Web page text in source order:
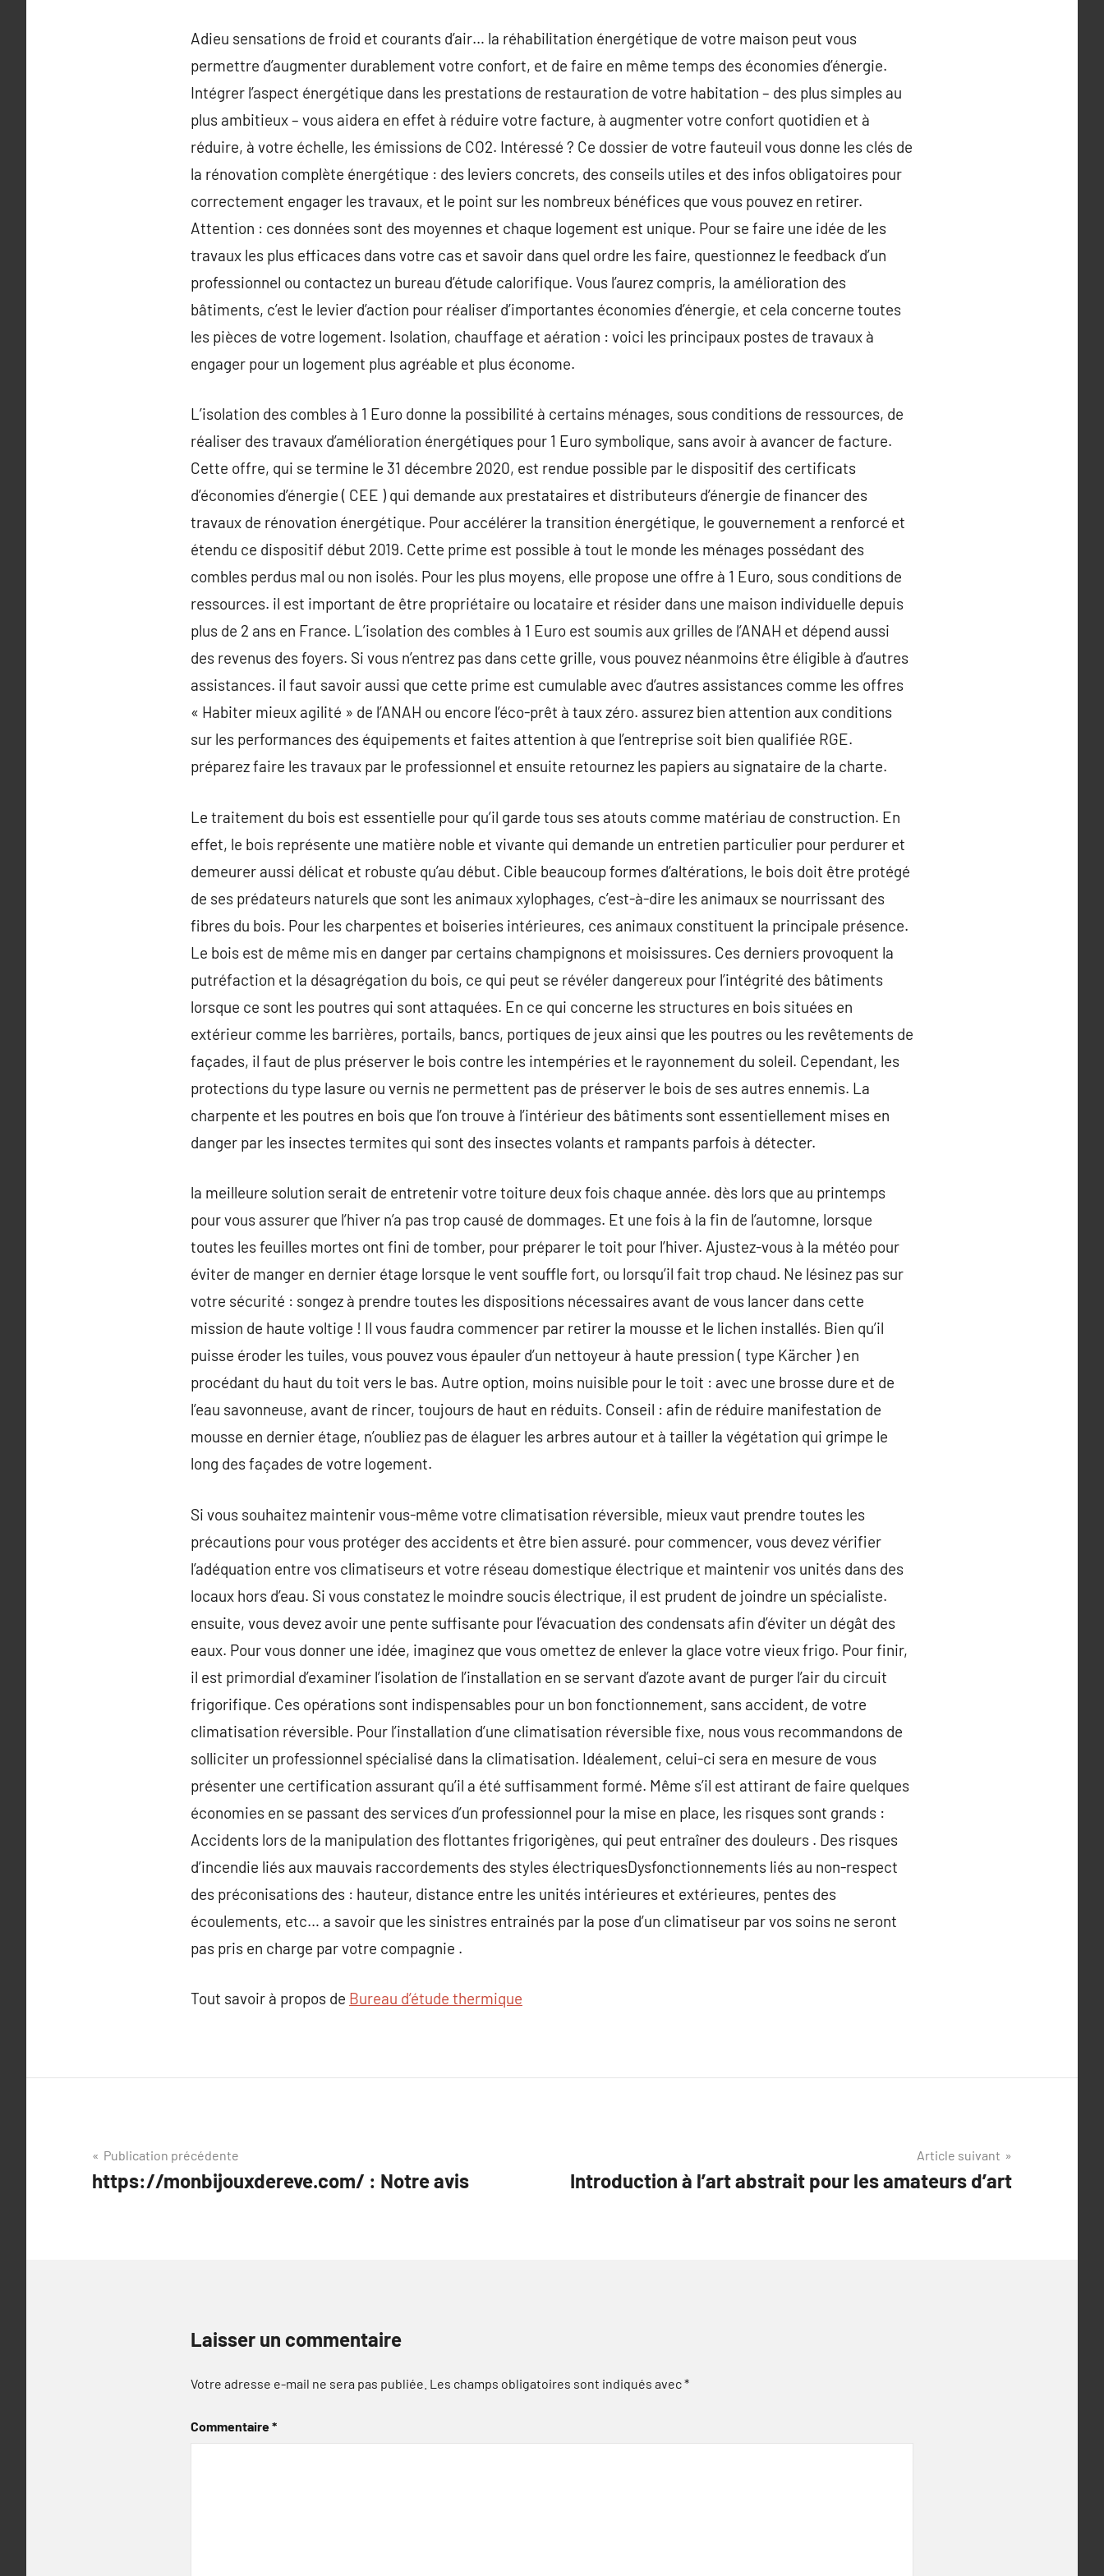
Adieu sensations de froid et courants d’air… la réhabilitation énergétique de votre maison peut vous
permettre d’augmenter durablement votre confort, et de faire en même temps des économies d’énergie.
Intégrer l’aspect énergétique dans les prestations de restauration de votre habitation – des plus simples au
plus ambitieux – vous aidera en effet à réduire votre facture, à augmenter votre confort quotidien et à
réduire, à votre échelle, les émissions de CO2. Intéressé ? Ce dossier de votre fauteuil vous donne les clés de
la rénovation complète énergétique : des leviers concrets, des conseils utiles et des infos obligatoires pour
correctement engager les travaux, et le point sur les nombreux bénéfices que vous pouvez en retirer.
Attention : ces données sont des moyennes et chaque logement est unique. Pour se faire une idée de les
travaux les plus efficaces dans votre cas et savoir dans quel ordre les faire, questionnez le feedback d’un
professionnel ou contactez un bureau d’étude calorifique. Vous l’aurez compris, la amélioration des
bâtiments, c’est le levier d’action pour réaliser d’importantes économies d’énergie, et cela concerne toutes
les pièces de votre logement. Isolation, chauffage et aération : voici les principaux postes de travaux à
engager pour un logement plus agréable et plus économe.
L’isolation des combles à 1 Euro donne la possibilité à certains ménages, sous conditions de ressources, de
réaliser des travaux d’amélioration énergétiques pour 1 Euro symbolique, sans avoir à avancer de facture.
Cette offre, qui se termine le 31 décembre 2020, est rendue possible par le dispositif des certificats
d’économies d’énergie ( CEE ) qui demande aux prestataires et distributeurs d’énergie de financer des
travaux de rénovation énergétique. Pour accélérer la transition énergétique, le gouvernement a renforcé et
étendu ce dispositif début 2019. Cette prime est possible à tout le monde les ménages possédant des
combles perdus mal ou non isolés. Pour les plus moyens, elle propose une offre à 1 Euro, sous conditions de
ressources. il est important de être propriétaire ou locataire et résider dans une maison individuelle depuis
plus de 2 ans en France. L’isolation des combles à 1 Euro est soumis aux grilles de l’ANAH et dépend aussi
des revenus des foyers. Si vous n’entrez pas dans cette grille, vous pouvez néanmoins être éligible à d’autres
assistances. il faut savoir aussi que cette prime est cumulable avec d’autres assistances comme les offres
« Habiter mieux agilité » de l’ANAH ou encore l’éco-prêt à taux zéro. assurez bien attention aux conditions
sur les performances des équipements et faites attention à que l’entreprise soit bien qualifiée RGE.
préparez faire les travaux par le professionnel et ensuite retournez les papiers au signataire de la charte.
Le traitement du bois est essentielle pour qu’il garde tous ses atouts comme matériau de construction. En
effet, le bois représente une matière noble et vivante qui demande un entretien particulier pour perdurer et
demeurer aussi délicat et robuste qu’au début. Cible beaucoup formes d’altérations, le bois doit être protégé
de ses prédateurs naturels que sont les animaux xylophages, c’est-à-dire les animaux se nourrissant des
fibres du bois. Pour les charpentes et boiseries intérieures, ces animaux constituent la principale présence.
Le bois est de même mis en danger par certains champignons et moisissures. Ces derniers provoquent la
putréfaction et la désagrégation du bois, ce qui peut se révéler dangereux pour l’intégrité des bâtiments
lorsque ce sont les poutres qui sont attaquées. En ce qui concerne les structures en bois situées en
extérieur comme les barrières, portails, bancs, portiques de jeux ainsi que les poutres ou les revêtements de
façades, il faut de plus préserver le bois contre les intempéries et le rayonnement du soleil. Cependant, les
protections du type lasure ou vernis ne permettent pas de préserver le bois de ses autres ennemis. La
charpente et les poutres en bois que l’on trouve à l’intérieur des bâtiments sont essentiellement mises en
danger par les insectes termites qui sont des insectes volants et rampants parfois à détecter.
la meilleure solution serait de entretenir votre toiture deux fois chaque année. dès lors que au printemps
pour vous assurer que l’hiver n’a pas trop causé de dommages. Et une fois à la fin de l’automne, lorsque
toutes les feuilles mortes ont fini de tomber, pour préparer le toit pour l’hiver. Ajustez-vous à la météo pour
éviter de manger en dernier étage lorsque le vent souffle fort, ou lorsqu’il fait trop chaud. Ne lésinez pas sur
votre sécurité : songez à prendre toutes les dispositions nécessaires avant de vous lancer dans cette
mission de haute voltige ! Il vous faudra commencer par retirer la mousse et le lichen installés. Bien qu’il
puisse éroder les tuiles, vous pouvez vous épauler d’un nettoyeur à haute pression ( type Kärcher ) en
procédant du haut du toit vers le bas. Autre option, moins nuisible pour le toit : avec une brosse dure et de
l’eau savonneuse, avant de rincer, toujours de haut en réduits. Conseil : afin de réduire manifestation de
mousse en dernier étage, n’oubliez pas de élaguer les arbres autour et à tailler la végétation qui grimpe le
long des façades de votre logement.
Si vous souhaitez maintenir vous-même votre climatisation réversible, mieux vaut prendre toutes les
précautions pour vous protéger des accidents et être bien assuré. pour commencer, vous devez vérifier
l’adéquation entre vos climatiseurs et votre réseau domestique électrique et maintenir vos unités dans des
locaux hors d’eau. Si vous constatez le moindre soucis électrique, il est prudent de joindre un spécialiste.
ensuite, vous devez avoir une pente suffisante pour l’évacuation des condensats afin d’éviter un dégât des
eaux. Pour vous donner une idée, imaginez que vous omettez de enlever la glace votre vieux frigo. Pour finir,
il est primordial d’examiner l’isolation de l’installation en se servant d’azote avant de purger l’air du circuit
frigorifique. Ces opérations sont indispensables pour un bon fonctionnement, sans accident, de votre
climatisation réversible. Pour l’installation d’une climatisation réversible fixe, nous vous recommandons de
solliciter un professionnel spécialisé dans la climatisation. Idéalement, celui-ci sera en mesure de vous
présenter une certification assurant qu’il a été suffisamment formé. Même s’il est attirant de faire quelques
économies en se passant des services d’un professionnel pour la mise en place, les risques sont grands :
Accidents lors de la manipulation des flottantes frigorigènes, qui peut entraîner des douleurs . Des risques
d’incendie liés aux mauvais raccordements des styles électriquesDysfonctionnements liés au non-respect
des préconisations des : hauteur, distance entre les unités intérieures et extérieures, pentes des
écoulements, etc… a savoir que les sinistres entrainés par la pose d’un climatiseur par vos soins ne seront
pas pris en charge par votre compagnie .
Tout savoir à propos de Bureau d’étude thermique
Navigation
de
Publication précédente
https://monbijouxdereve.com/ : Notre avis
Article suivant
Introduction à l’art abstrait pour les amateurs d’art
Laisser un commentaire
Votre adresse e-mail ne sera pas publiée. Les champs obligatoires sont indiqués avec*
Commentaire*